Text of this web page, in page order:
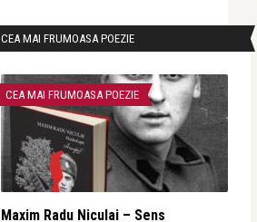
CEA MAI FRUMOASA POEZIE
CEA MAI FRUMOASA POEZIE
Maxim Radu Niculai – Sens